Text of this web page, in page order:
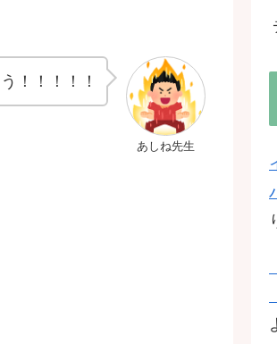
あしね先生
！！！！！